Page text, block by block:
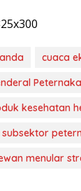
cuaca
kesehatan
menular